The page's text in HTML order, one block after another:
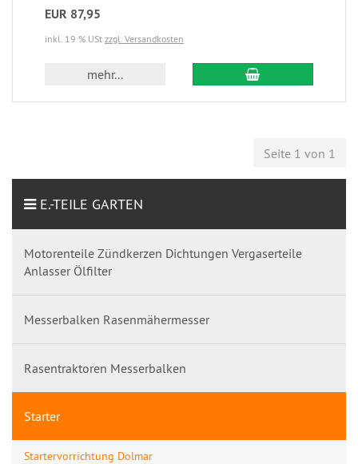
EUR 87,95
inkl. 19 % USt zzgl. Versandkosten
mehr...
Seite 1 von 1
E.-TEILE GARTEN
Motorenteile Zündkerzen Dichtungen Vergaserteile
Anlasser Ölfilter
Messerbalken Rasenmähermesser
Rasentraktoren Messerbalken
Starter
Startervorrichtung Dolmar